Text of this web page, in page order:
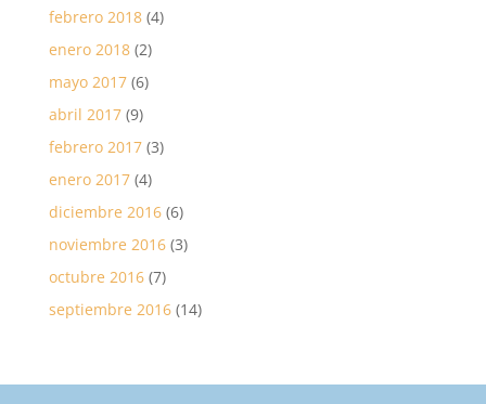
febrero 2018(4)
enero 2018(2)
mayo 2017(6)
abril 2017(9)
febrero 2017(3)
enero 2017(4)
diciembre 2016(6)
noviembre 2016(3)
octubre 2016(7)
septiembre 2016(14)